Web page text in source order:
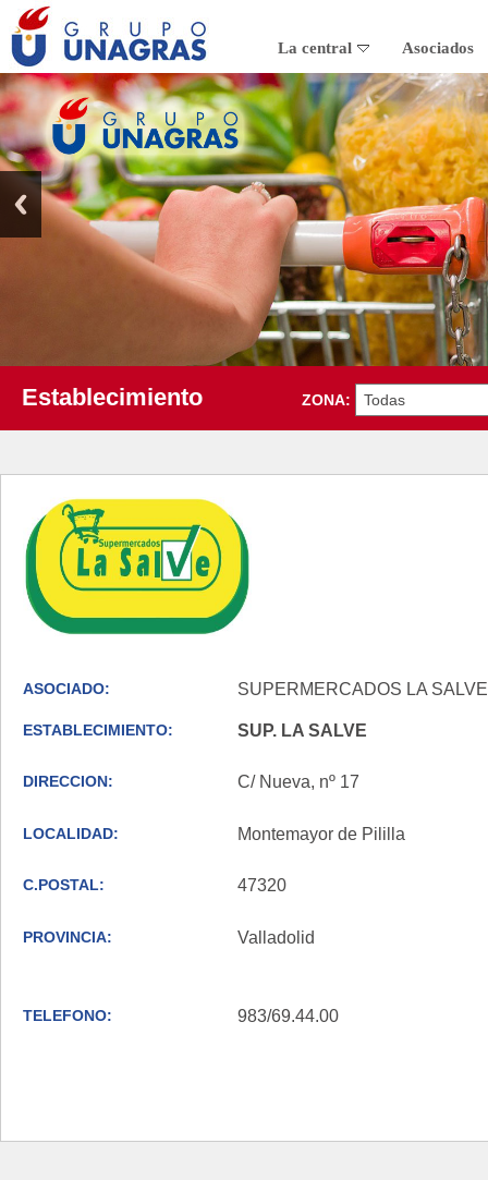
La central Asociados
Establecimiento ZONA:
ASOCIADO: SUPERMERCADOS LA
ESTABLECIMIENTO: SUP. LA SALVE
DIRECCION: C/ Nueva, nº 17
LOCALIDAD: Montemayor de Pililla
C.POSTAL: 47320
PROVINCIA: Valladolid
TELEFONO: 983/69.44.00